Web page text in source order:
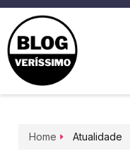
Home Atualidade